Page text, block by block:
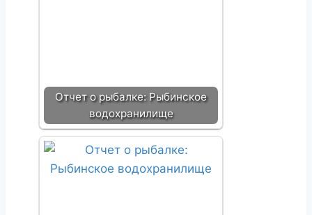
Отчет о рыбалке: Рыбинское
водохранилище